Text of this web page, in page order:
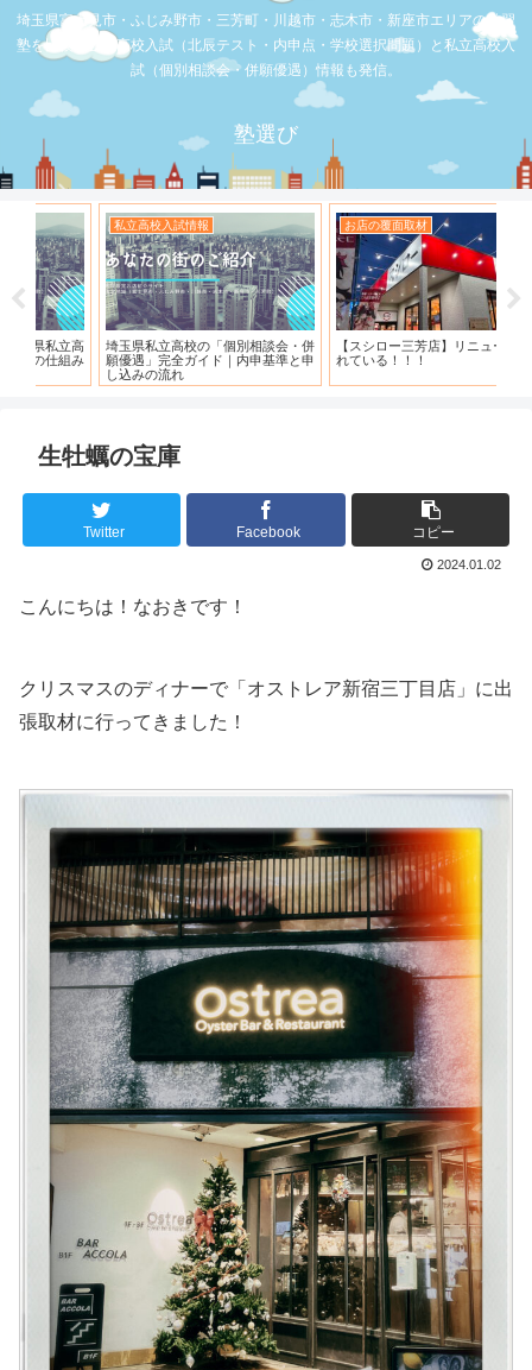
埼玉県富士見市・ふじみ野市・三芳町・川越市・志木市・新座市エリアの学習
塾を比較。公立高校入試（北辰テスト・内申点・学校選択問題）と私立高校入
試（個別相談会・併願優遇）情報も発信。
塾選び
お店の覆面取材
【スシロー三芳店】リニューアルさ
れている！！！
お店の覆面取材
【三芳】フーコット
生牡蠣の宝庫
Twitter Facebook コピー
2024.01.02
こんにちは！なおきです！
クリスマスのディナーで「オストレア新宿三丁目店」に出
張取材に行ってきました！